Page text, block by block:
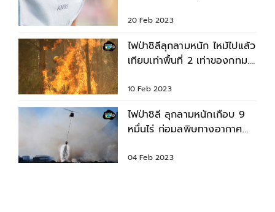
20 Feb 2023
ไฟป่าชิลีลุกลามหนัก ไหม้ไปแล้ว
เทียบเท่าพื้นที่ 2 เท่าของกทม.
10 Feb 2023
ไฟป่าชิลี ลุกลามหนักเกือบ 9
หมื่นไร่ ก่อมลพิษทางอากาศ
04 Feb 2023